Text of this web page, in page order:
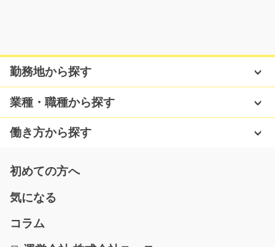
空調部品の組立/g01_01681
急募
片手サイズのプラスチックの部品をエアドライバーで指
定の位置にネジを締…
長期（3ヶ月以上）
時給1250円
勤務地から探す
業種・職種から探す
働き方から探す
初めての方へ
気になる
コラム